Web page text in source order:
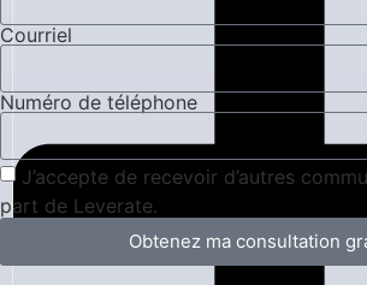
Courriel
Numéro de téléphone
J’accepte de recevoir d’autres
part de Leverate.
Obtenez ma consultation